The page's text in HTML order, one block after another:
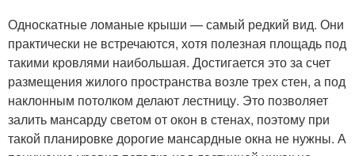
Односкатные ломаные крыши — самый редкий вид. Они
практически не встречаются, хотя полезная площадь под
такими кровлями наибольшая. Достигается это за счет
размещения жилого пространства возле трех стен, а под
наклонным потолком делают лестницу. Это позволяет
залить мансарду светом от окон в стенах, поэтому при
такой планировке дорогие мансардные окна не нужны. А